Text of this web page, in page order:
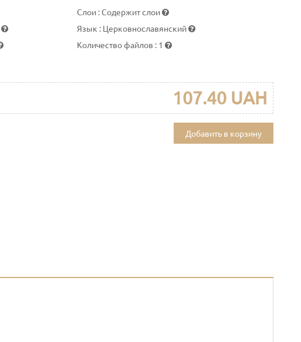
Слои :Содержит слои
Язык : Церковнославянский
Количество файлов : 1
107.40 UAH
Добавить в корзину